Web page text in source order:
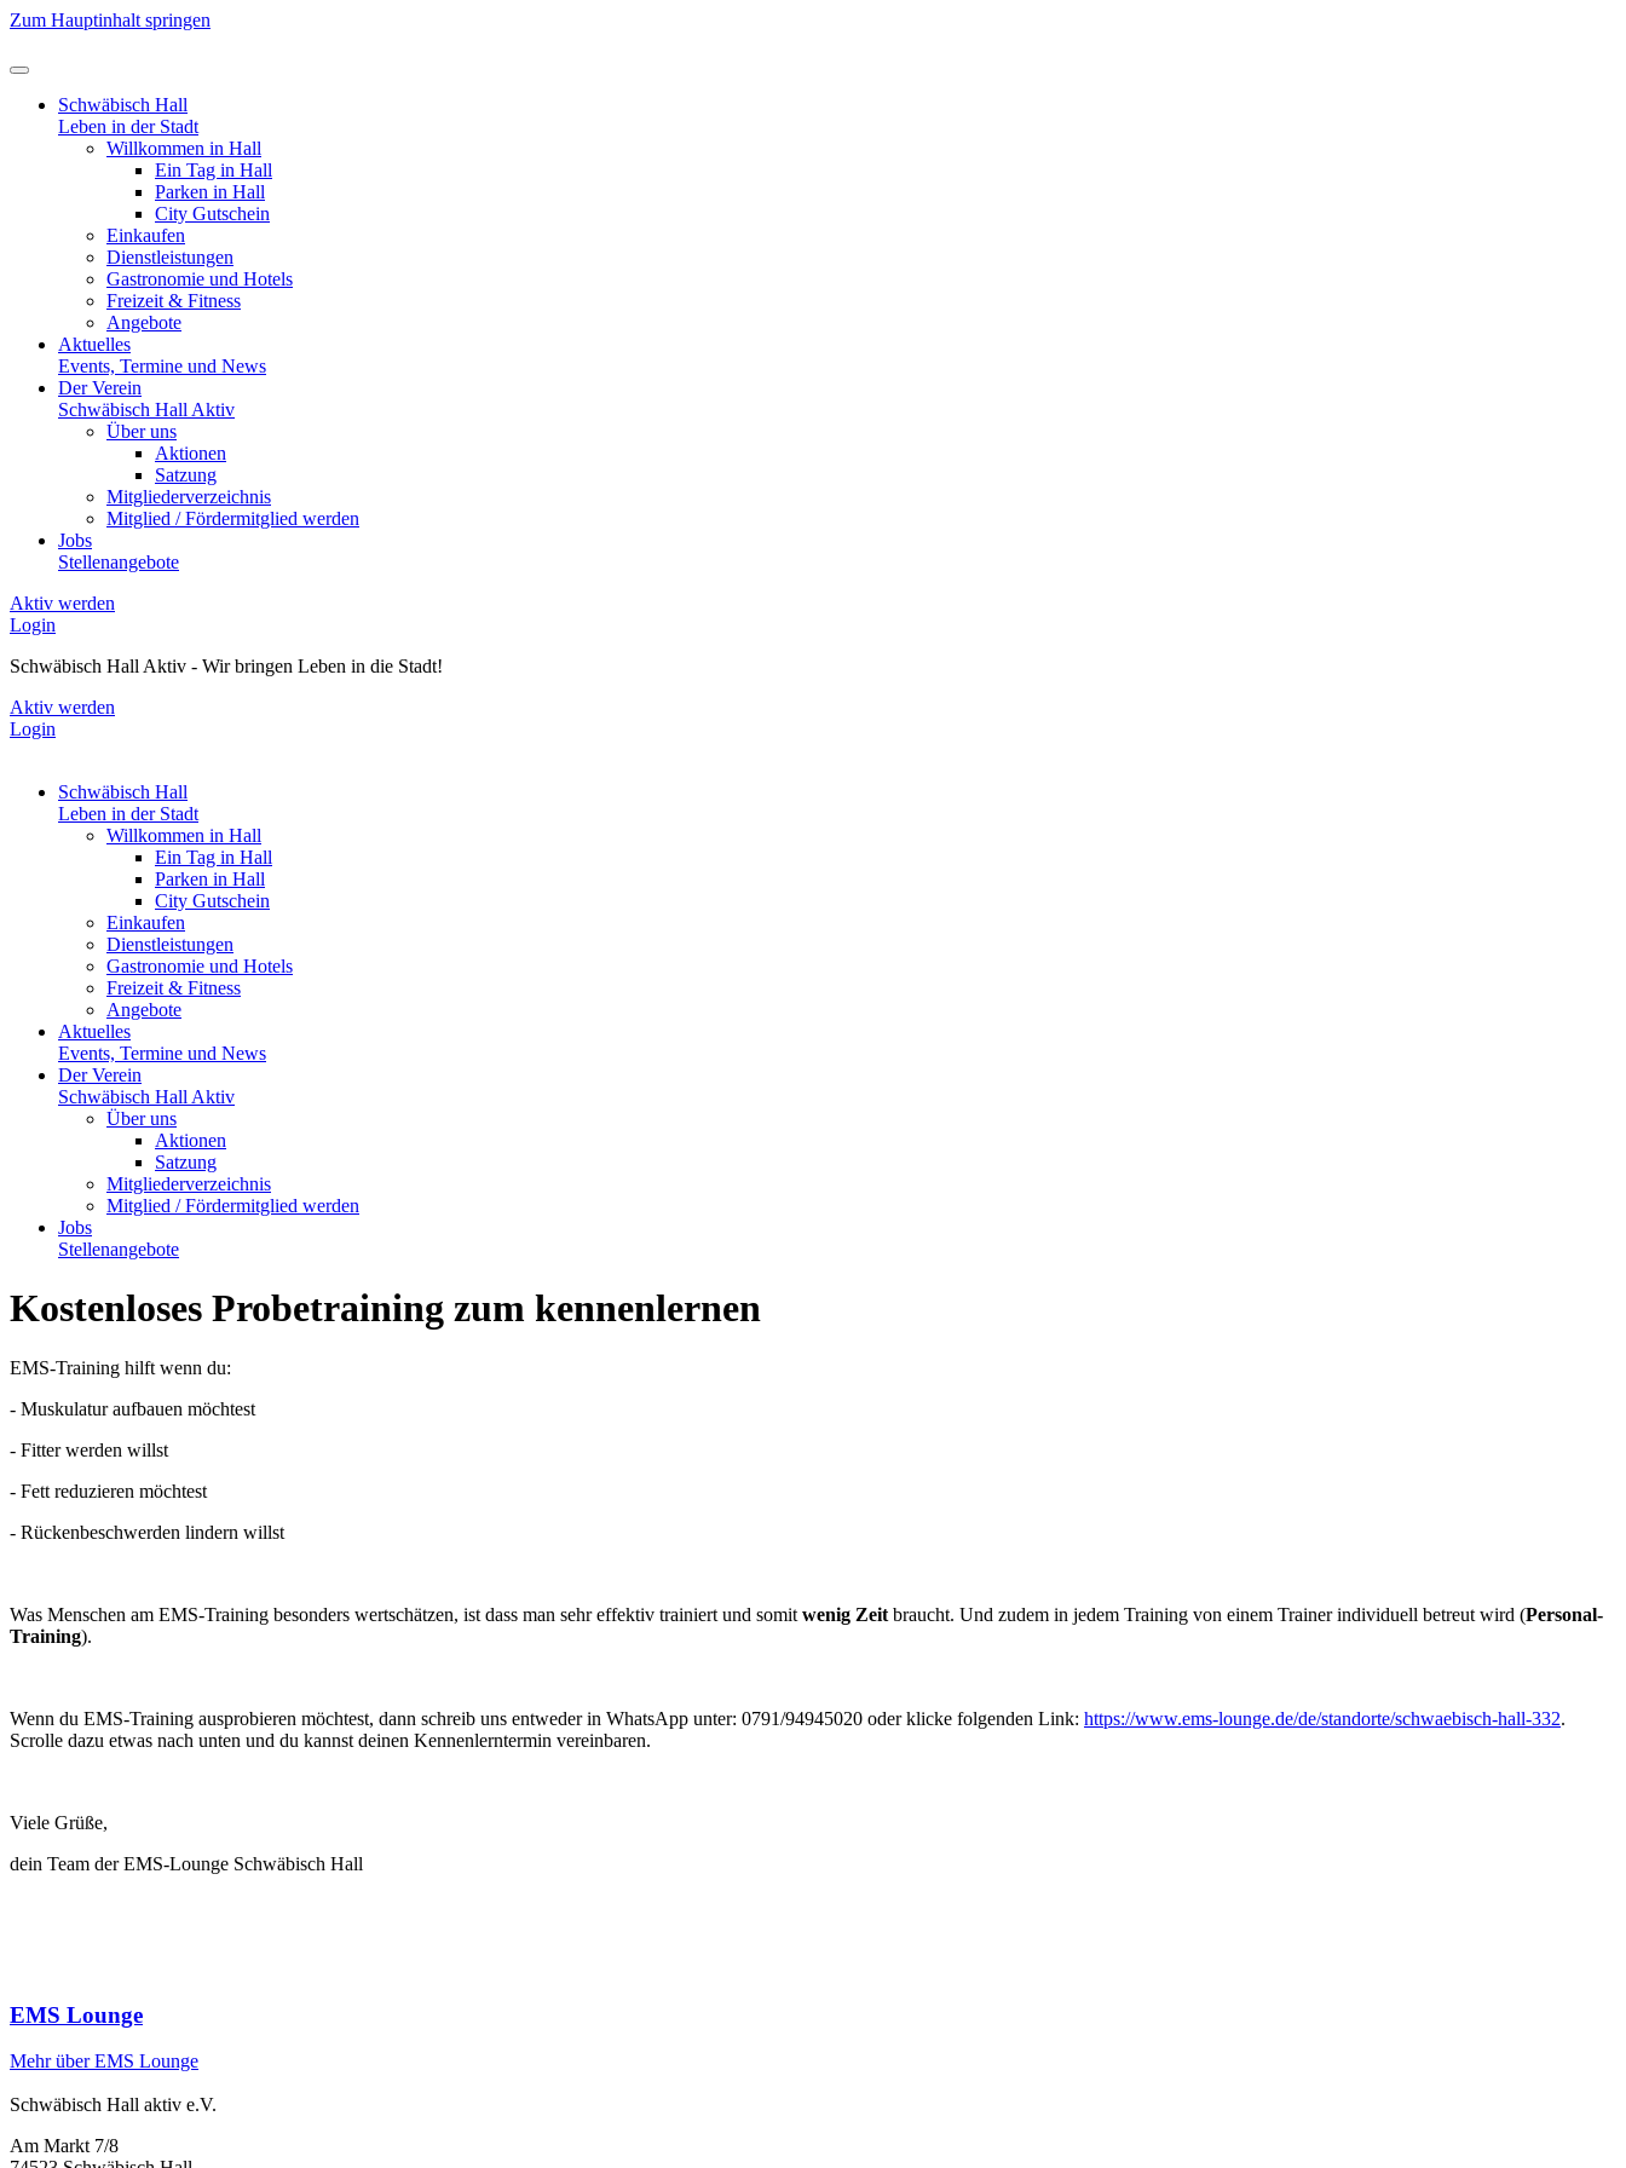
Zum Hauptinhalt springen
Schwäbisch Hall
Leben in der Stadt
Willkommen in Hall
Ein Tag in Hall
Parken in Hall
City Gutschein
Einkaufen
Dienstleistungen
Gastronomie und Hotels
Freizeit & Fitness
Angebote
Aktuelles
Events, Termine und News
Der Verein
Schwäbisch Hall Aktiv
Über uns
Aktionen
Satzung
Mitgliederverzeichnis
Mitglied / Fördermitglied werden
Jobs
Stellenangebote
Aktiv werden
Login
Schwäbisch Hall Aktiv - Wir bringen Leben in die Stadt!
Aktiv werden
Login
Schwäbisch Hall
Leben in der Stadt
Willkommen in Hall
Ein Tag in Hall
Parken in Hall
City Gutschein
Einkaufen
Dienstleistungen
Gastronomie und Hotels
Freizeit & Fitness
Angebote
Aktuelles
Events, Termine und News
Der Verein
Schwäbisch Hall Aktiv
Über uns
Aktionen
Satzung
Mitgliederverzeichnis
Mitglied / Fördermitglied werden
Jobs
Stellenangebote
Kostenloses Probetraining zum kennenlernen
EMS-Training hilft wenn du:
- Muskulatur aufbauen möchtest
- Fitter werden willst
- Fett reduzieren möchtest
- Rückenbeschwerden lindern willst
Was Menschen am EMS-Training besonders wertschätzen, ist dass man sehr effektiv trainiert und somit wenig Zeit braucht. Und zudem in jedem Training von einem Trainer individuell betreut wird (Personal-
Training).
Wenn du EMS-Training ausprobieren möchtest, dann schreib uns entweder in WhatsApp unter: 0791/94945020 oder klicke folgenden Link: https://www.ems-lounge.de/de/standorte/schwaebisch-hall-332.
Scrolle dazu etwas nach unten und du kannst deinen Kennenlerntermin vereinbaren.
Viele Grüße,
dein Team der EMS-Lounge Schwäbisch Hall
EMS Lounge
Mehr über EMS Lounge
Schwäbisch Hall aktiv e.V.
Am Markt 7/8